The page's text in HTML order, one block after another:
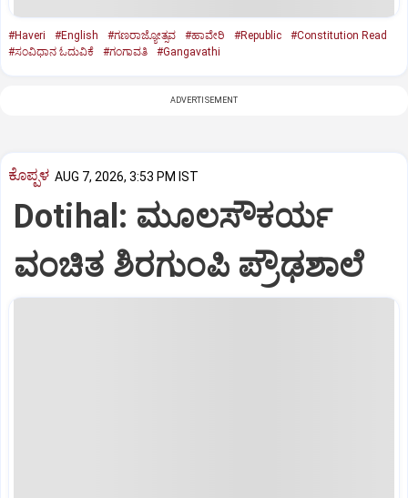
#Haveri #English #ಗಣರಾಜ್ಯೋತ್ಸವ #ಹಾವೇರಿ #Republic
#Constitution Read
#ಸಂವಿಧಾನ ಓದುವಿಕೆ
#ಗಂಗಾವತಿ #Gangavathi
ADVERTISEMENT
ಕೊಪ್ಪಳ AUG 7, 2026, 3:53 PM IST
Dotihal: ಮೂಲಸೌಕರ್ಯ
ವಂಚಿತ ಶಿರಗುಂಪಿ ಪ್ರೌಢಶಾಲೆ